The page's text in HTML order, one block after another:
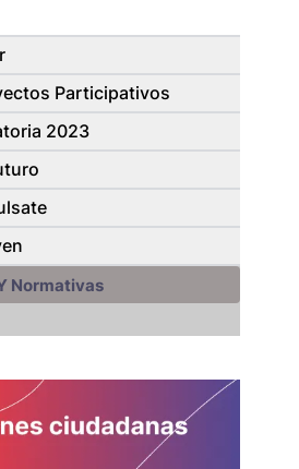
Participativos
2023
Normativas